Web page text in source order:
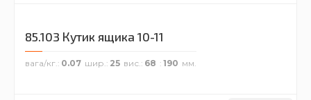
85.103 Кутик ящика 10-11
вага/кг. 0.07 шир. 25 вис. 68 190